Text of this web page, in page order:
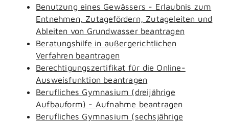
Benutzung eines Gewässers - Erlaubnis zum
Entnehmen, Zutagefördern, Zutageleiten und
Ableiten von Grundwasser beantragen
Beratungshilfe in außergerichtlichen
Verfahren beantragen
Berechtigungszertifikat für die Online-
Ausweisfunktion beantragen
Berufliches Gymnasium (dreijährige
Aufbauform) - Aufnahme beantragen
Berufliches Gymnasium (sechsjährige